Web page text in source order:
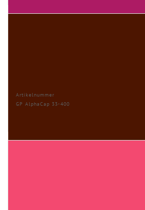
Artikelnummer
GP AlphaCap 33-400